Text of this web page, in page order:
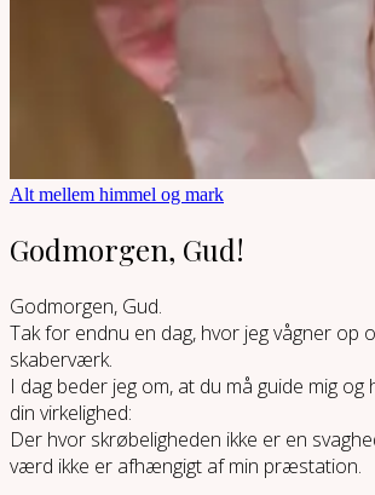
Alt mellem himmel og mark
Godmorgen, Gud!
Godmorgen, Gud.
Tak for endnu en dag, hvor jeg vågner op
skaberværk.
I dag beder jeg om, at du må guide mig
din virkelighed:
Der hvor skrøbeligheden ikke er en
værd ikke er afhængigt af min præstation.